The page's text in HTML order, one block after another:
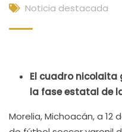
Noticia destacada
El cuadro
la fase estatal de
Morelia, Michoacán, a 12